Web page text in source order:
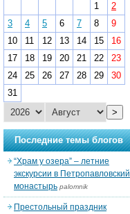
1
2
3
4 5 6 7 8
9
10
11 12 13 14 15
16
17
18 19 20 21 22
23
24
25 26 27 28 29
30
31
>
Последние темы блогов
“Храм у озера” – летние
экскурсии в Петропавловский
монастырь palomnik
Престольный праздник